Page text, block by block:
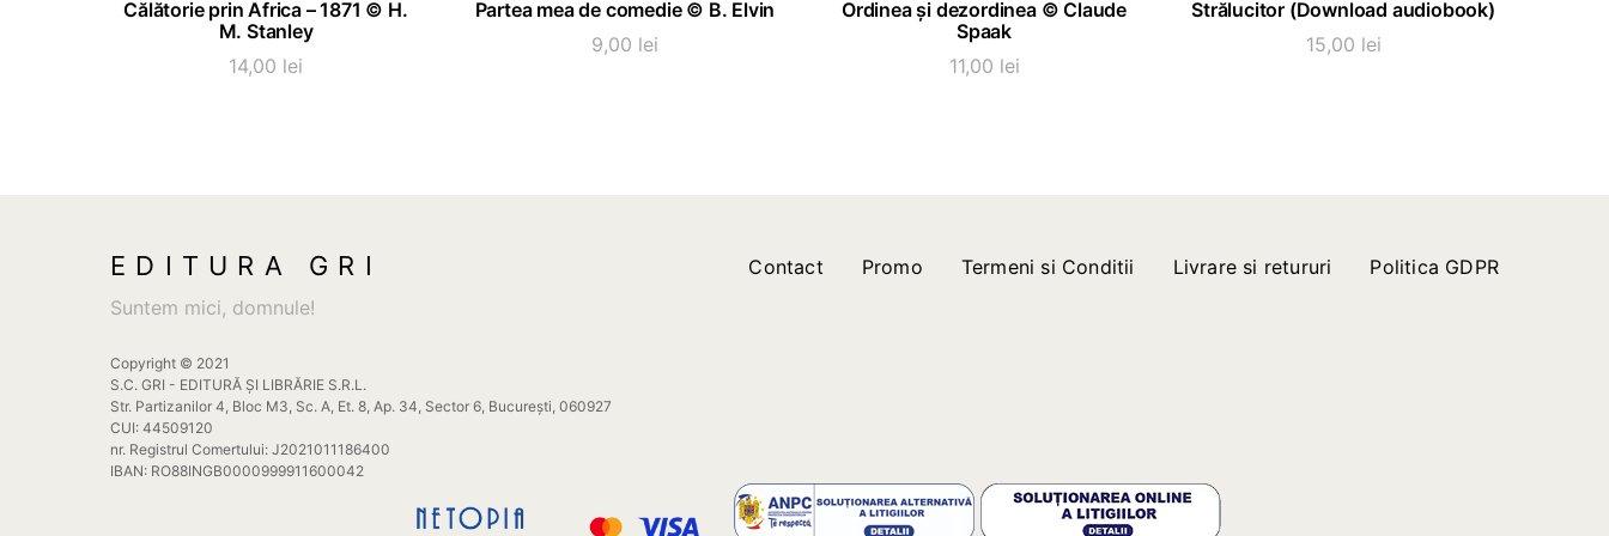
Călătorie prin Africa – 1871 © H.
M. Stanley
14,00 lei
Partea mea de comedie © B. Elvin
9,00 lei
Ordinea și dezordinea © Claude
Spaak
11,00 lei
Strălucitor (Download audiobook)
15,00 lei
EDITURA GRI Contact Promo Termeni si Conditii Livrare si retururi
Politica GDPR
Suntem mici, domnule!
Copyright © 2021
S.C. GRI - EDITURĂ ȘI LIBRĂRIE S.R.L.
Str. Partizanilor 4, Bloc M3, Sc. A, Et. 8, Ap. 34, Sector 6, București, 060927
CUI: 44509120
nr. Registrul Comertului: J2021011186400
IBAN: RO88INGB0000999911600042